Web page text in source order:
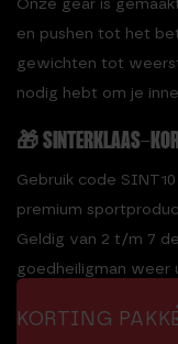
Onze gear is
en pushen tot het
gewichten tot
nodig hebt om je
🎁 SINTERKLAAS-
Gebruik code SINT10
premium
Geldig van 2 t/m 7
goedheiligman weer
KORTING